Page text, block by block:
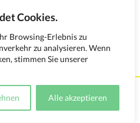
Cookies.
Browsing-Erlebnis zu
zu analysieren. Wenn
stimmen Sie unserer
Alle akzeptieren
Datenschutzerklärung